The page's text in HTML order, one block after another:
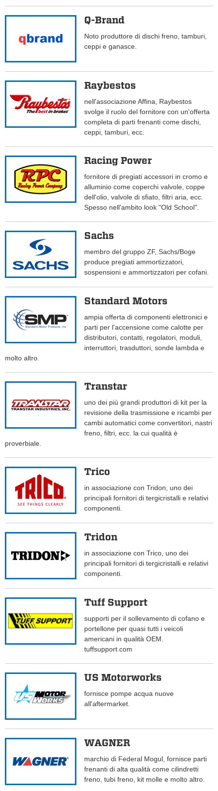
Q-Brand
Noto produttore di dischi freno, tamburi,
ceppi e ganasce.
Raybestos
nell'associazione Affina, Raybestos
svolge il ruolo del fornitore con un'offerta
completa di parti frenanti come dischi,
ceppi, tamburi, ecc.
Racing Power
fornitore di pregiati accessori in cromo e
alluminio come coperchi valvole, coppe
dell'olio, valvole di sfiato, filtri aria, ecc.
Spesso nell'ambito look "Old School".
Sachs
membro del gruppo ZF, Sachs/Boge
produce pregiati ammortizzatori,
sospensioni e ammortizzatori per cofani.
Standard Motors
ampia offerta di componenti elettronici e
parti per l'accensione come calotte per
distributori, contatti, regolatori, moduli,
interruttori, trasduttori, sonde lambda e
molto altro.
Transtar
uno dei più grandi produttori di kit per la
revisione della trasmissione e ricambi per
cambi automatici come convertitori, nastri
freno, filtri, ecc. la cui qualità è
proverbiale.
Trico
in associazione con Tridon, uno dei
principali fornitori di tergicristalli e relativi
componenti.
Tridon
in associazione con Trico, uno dei
principali fornitori di tergicristalli e relativi
componenti.
Tuff Support
supporti per il sollevamento di cofano e
portellone per quasi tutti i veicoli
americani in qualità OEM.
tuffsupport.com
US Motorworks
fornisce pompe acqua nuove
all'aftermarket.
WAGNER
marchio di Federal Mogul, fornisce parti
frenanti di alta qualità come cilindretti
freno, tubi freno, kit molle e molto altro.